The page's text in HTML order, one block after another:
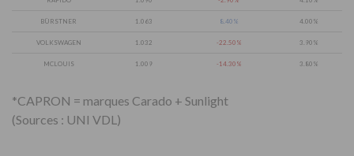
BÜRSTNER 1.063 8.40% 4.00%
VOLKSWAGEN 1.032 -22.50% 3.90%
MCLOUIS 1.009 -14.30% 3.80%
*CAPRON = marques Carado + Sunlight
(Sources : UNI VDL)